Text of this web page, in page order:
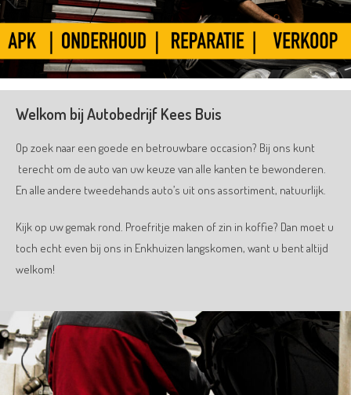
Welkom bij Autobedrijf Kees Buis
Op zoek naar een goede en betrouwbare occasion? Bij ons kunt
terecht om de auto van uw keuze van alle kanten te bewonderen.
En alle andere tweedehands auto’s uit ons assortiment, natuurlijk.
Kijk op uw gemak rond. Proefritje maken of zin in koffie? Dan moet u
toch echt even bij ons in Enkhuizen langskomen, want u bent altijd
welkom!